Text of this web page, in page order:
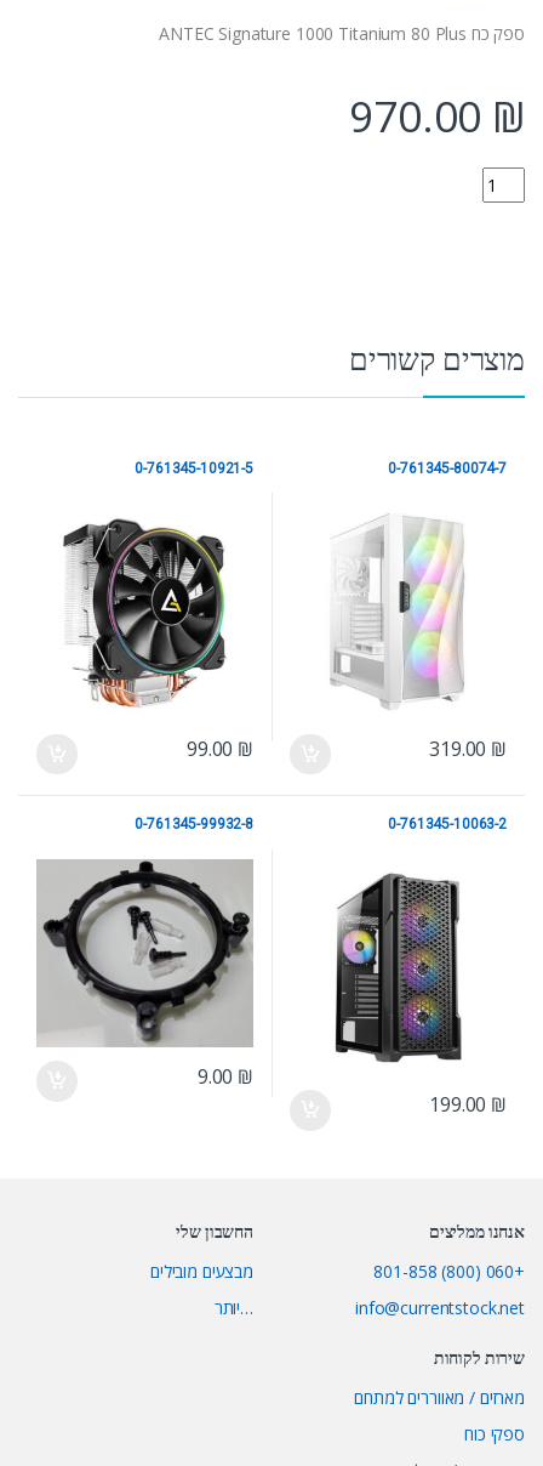
ספק כח ANTEC Signature 1000 Titanium 80 Plus
970.00 ₪
0-761345-11712-8 quantity
מוצרים קשורים
0-761345-80074-7
319.00 ₪
0-761345-10921-5
99.00 ₪
0-761345-10063-2
199.00 ₪
0-761345-99932-8
9.00 ₪
אנחנו ממליצים
+060 (800) 801-858
info@currentstock.net
החשבון שלי
מבצעים מובילים
…יותר
שירות לקוחות
מארזים / מאווררים למתחם
ספקי כוח